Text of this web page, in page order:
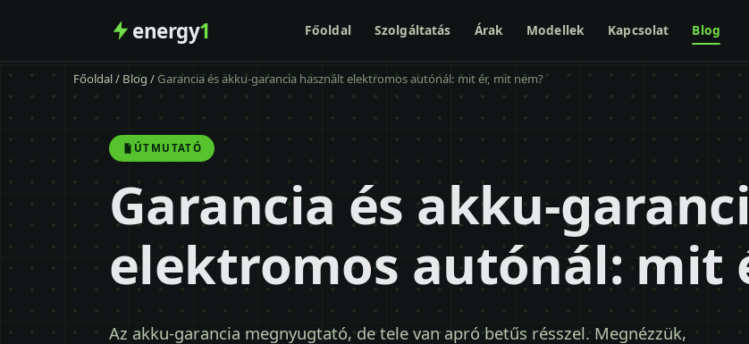
energy1 Főoldal Szolgáltatás Árak Modellek Kapcsolat Blog
Főoldal/ Blog / Garancia és akku-garancia használt elektromos autónál: mit ér, mit nem?
ÚTMUTATÓ
Garancia és akku-
elektromos autónál: mit
Az akku-garancia megnyugtató, de tele van apró betűs résszel. Megnézzük,